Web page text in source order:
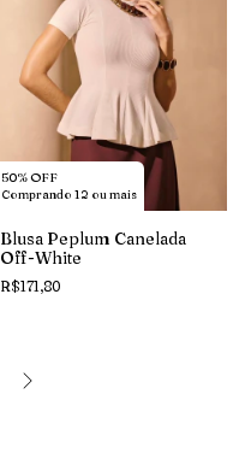
50% OFF
Comprando 12 ou mais
Blusa Peplum Canelada
Off-White
R$171,80